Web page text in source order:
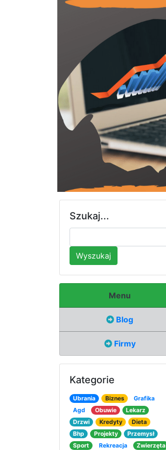
Szukaj...
Wyszukaj
Menu
Blog
Firmy
Kategorie
Ubrania Biznes
Grafika
Agd
Obuwie
Lekarz
Drzwi
Kredyty
Dieta
Bhp
Projekty
Przemysł
Sport
Rekreacja
Zwierzęta